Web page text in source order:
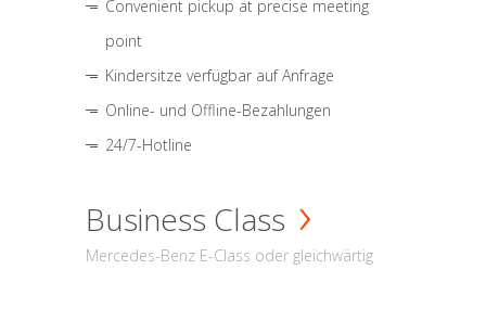
Convenient pickup at precise meeting
point
Kindersitze verfügbar auf Anfrage
Online- und Offline-Bezahlungen
24/7-Hotline
Business Class
Mercedes-Benz E-Class oder gleichwärtig